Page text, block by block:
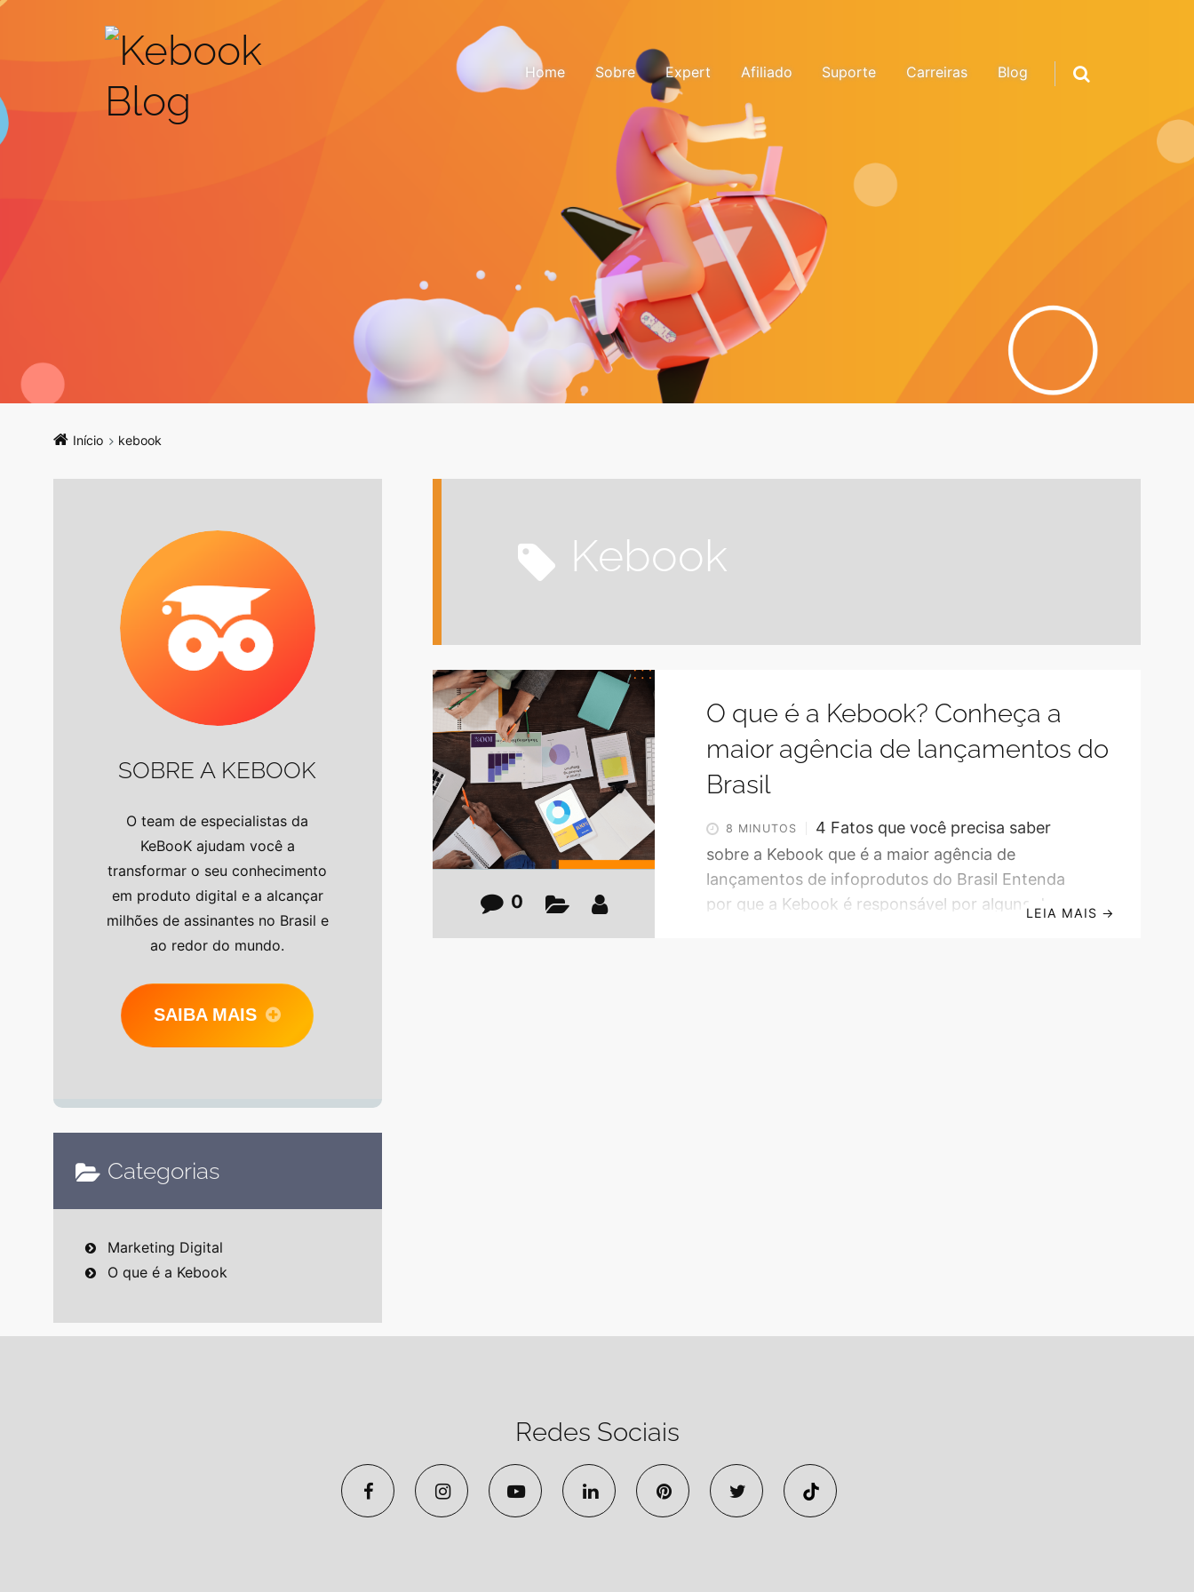
Pular para o conteúdo
Home Sobre Expert Afiliado Suporte Carreiras Blog
Início kebook
kebook
0
O que é a Kebook? Conheça a
maior agência de lançamentos do
Brasil
8 MINUTOS
4 Fatos que você precisa saber
sobre a Kebook que é a maior agência de
lançamentos de infoprodutos do Brasil Entenda
por que a Kebook é responsável por alguns dosLEIA MAIS →
SOBRE A KEBOOK
O team de especialistas da
KeBooK ajudam você a
transformar o seu conhecimento
em produto digital e a alcançar
milhões de assinantes no Brasil e
ao redor do mundo.
SAIBA MAIS
Categorias
Marketing Digital
O que é a Kebook
Redes Sociais